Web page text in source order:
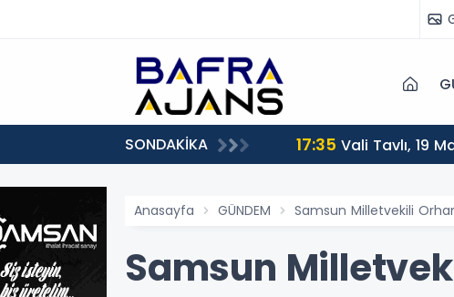
SONDAKİKA 17:35 Vali Tavlı, 19
Anasayfa GÜNDEM Samsun Milletvekili
Samsun